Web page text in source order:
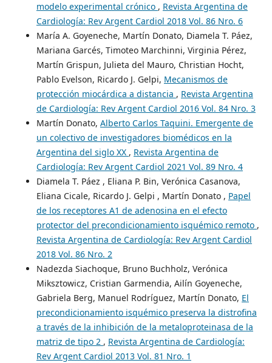
modelo experimental crónico , Revista Argentina de
Cardiología: Rev Argent Cardiol 2018 Vol. 86 Nro. 6
María A. Goyeneche, Martín Donato, Diamela T. Páez,
Mariana Garcés, Timoteo Marchinni, Virginia Pérez,
Martín Grispun, Julieta del Mauro, Christian Hocht,
Pablo Evelson, Ricardo J. Gelpi, Mecanismos de
protección miocárdica a distancia , Revista Argentina
de Cardiología: Rev Argent Cardiol 2016 Vol. 84 Nro. 3
Martín Donato, Alberto Carlos Taquini. Emergente de
un colectivo de investigadores biomédicos en la
Argentina del siglo XX , Revista Argentina de
Cardiología: Rev Argent Cardiol 2021 Vol. 89 Nro. 4
Diamela T. Páez , Eliana P. Bin, Verónica Casanova,
Eliana Cicale, Ricardo J. Gelpi , Martín Donato , Papel
de los receptores A1 de adenosina en el efecto
protector del precondicionamiento isquémico remoto ,
Revista Argentina de Cardiología: Rev Argent Cardiol
2018 Vol. 86 Nro. 2
Nadezda Siachoque, Bruno Buchholz, Verónica
Miksztowicz, Cristian Garmendia, Ailín Goyeneche,
Gabriela Berg, Manuel Rodríguez, Martín Donato, El
precondicionamiento isquémico preserva la distrofina
a través de la inhibición de la metaloproteinasa de la
matriz de tipo 2 , Revista Argentina de Cardiología:
Rev Argent Cardiol 2013 Vol. 81 Nro. 1